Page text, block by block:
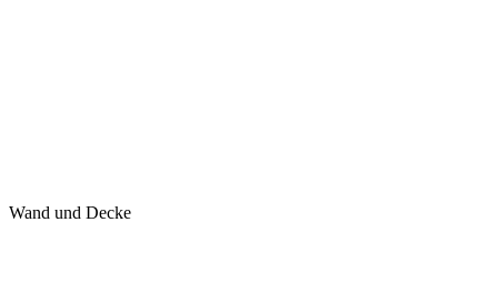
Wand und Decke